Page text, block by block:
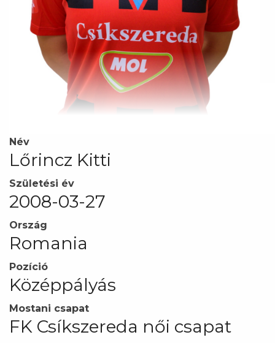
Név
Lőrincz Kitti
Születési év
2008-03-27
Ország
Romania
Pozíció
Középpályás
Mostani csapat
FK Csíkszereda női csapat